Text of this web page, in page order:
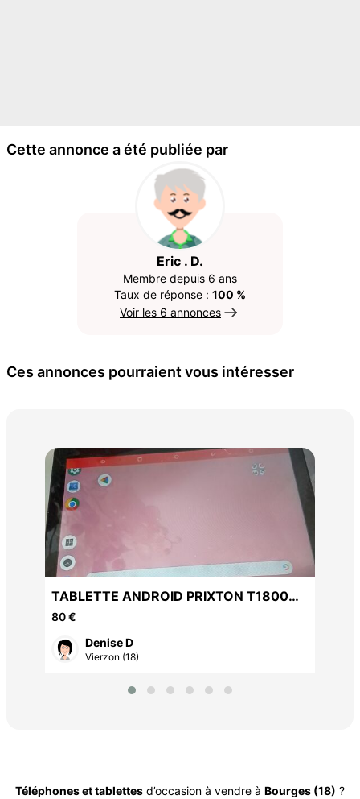
Cette annonce a été publiée par
Eric . D.
Membre depuis 6 ans
Taux de réponse : 100 %
Voir les 6 annonces
Ces annonces pourraient vous intéresser
TABLETTE ANDROID PRIXTON T1800Q
NEUVE: memoire interne16GB
80 €
Denise D
Vierzon (18)
Téléphones et tablettes d’occasion à vendre à Bourges (18) ?